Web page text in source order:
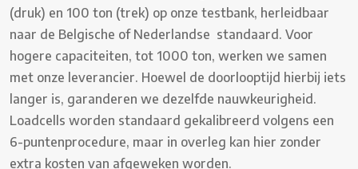
(druk) en 100 ton (trek) op onze testbank, herleidbaar
naar de Belgische of Nederlandse standaard. Voor
hogere capaciteiten, tot 1000 ton, werken we samen
met onze leverancier. Hoewel de doorlooptijd hierbij iets
langer is, garanderen we dezelfde nauwkeurigheid.
Loadcells worden standaard gekalibreerd volgens een
6-puntenprocedure, maar in overleg kan hier zonder
extra kosten van afgeweken worden.